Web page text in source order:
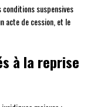
conditions suspensives
acte de cession, et le
à la reprise